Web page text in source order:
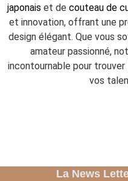
japonais et de couteau de
et innovation, offrant une
design élégant. Que vous
amateur passionné,
incontournable pour
vos
La News